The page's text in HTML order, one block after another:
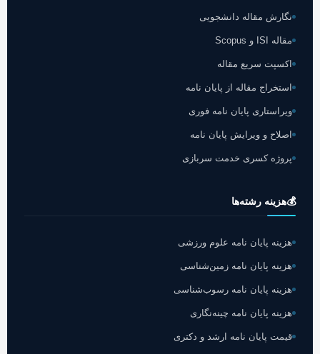
نگارش مقاله دانشجویی
مقاله ISI و Scopus
اکسپت سریع مقاله
استخراج مقاله از پایان نامه
ویراستاری پایان نامه فوری
اصلاح و ویرایش پایان نامه
پروژه کسری خدمت سربازی
💰هزینه رشته‌ها
هزینه پایان نامه علوم ورزشی
هزینه پایان نامه زمین‌شناسی
هزینه پایان نامه رسوب‌شناسی
هزینه پایان نامه چینه‌نگاری
قیمت پایان نامه ارشد و دکتری